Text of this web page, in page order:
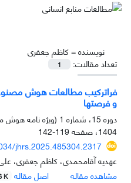
نویسنده =کاظم جعفری
تعداد مقالات:
1
فراترکیب مطالعات هوش
و فرصت‏ها
دوره 15، شماره 1
1404، صفحه
119-142
jhrs.2025.485304.2317
عهدیه آقامحمدی، کاظم جعفری،
مشاهده مقاله
اصل مقاله K